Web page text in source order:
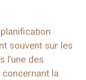
souvent sur les
l’une des
la